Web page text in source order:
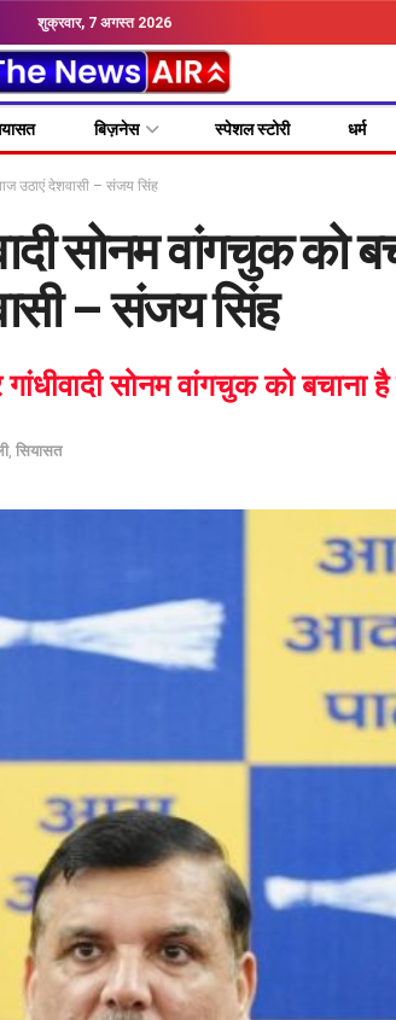
शुक्रवार, 7 अगस्त 2026
बिज़नेस स्पेशल स्टोरी धर्म
उठाएं देशवासी – संजय सिंह
सोनम वांगचुक
– संजय सिंह
सोनम वांगचुक को
, सियासत